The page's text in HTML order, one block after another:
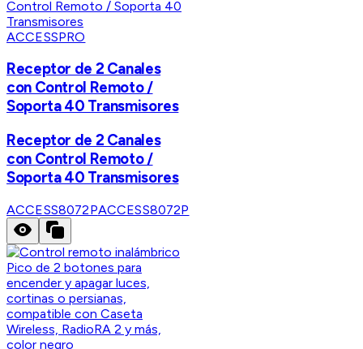
ACCESSPRO
Receptor de 2 Canales
con Control Remoto /
Soporta 40 Transmisores
Receptor de 2 Canales
con Control Remoto /
Soporta 40 Transmisores
ACCESS8072PACCESS8072P